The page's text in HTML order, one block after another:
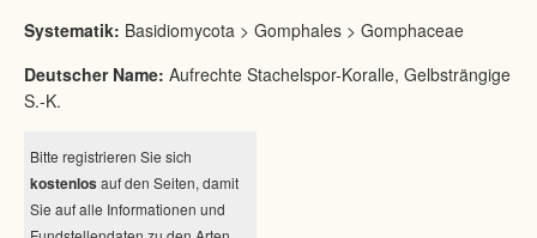
Systematik: Basidiomycota > Gomphales > Gomphaceae
Deutscher Name: Aufrechte Stachelspor-Koralle, Gelbsträngige
S.-K.
Bitte registrieren Sie sich
kostenlos auf den Seiten, damit
Sie auf alle Informationen und